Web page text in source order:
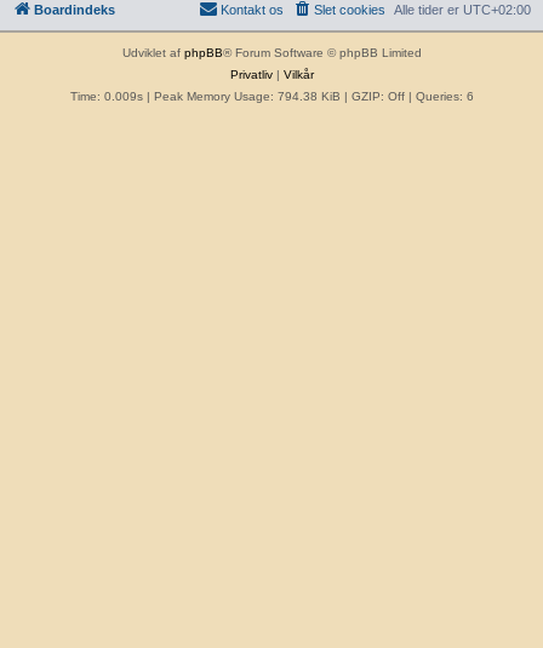
Boardindeks Alle tider er UTC+02:00
Slet cookies
Kontakt os
Udviklet af phpBB® Forum Software © phpBB Limited
Privatliv| Vilkår
Time: 0.009s| Peak Memory Usage: 794.38 KiB | GZIP: Off | Queries: 6